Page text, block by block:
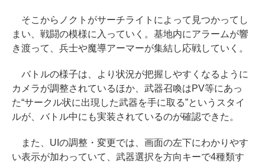
そこからノクトがサーチライトによって見つかってし
まい、戦闘の模様に入っていく。基地内にアラームが響
き渡って、兵士や魔導アーマーが集結し応戦していく。
バトルの様子は、より状況が把握しやすくなるように
カメラが調整されているほか、武器召喚はPV等にあっ
た“サークル状に出現した武器を手に取る”というスタイ
ルが、バトル中にも実装されているのが確認できた。
また、UIの調整・変更では、画面の左下にわかりやす
い表示が加わっていて、武器選択を方向キーで4種類す